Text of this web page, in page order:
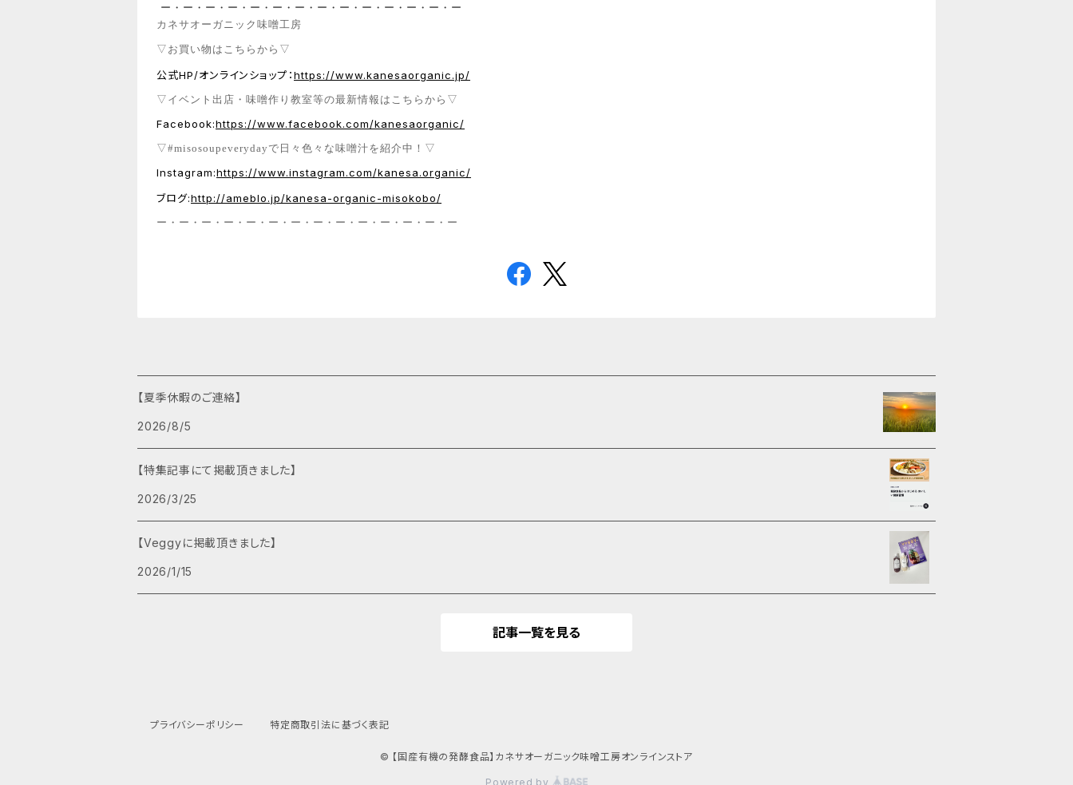
ー・ー・ー・ー・ー・ー・ー・ー・ー・ー・ー・ー・ー・ー
カネサオーガニック味噌工房
▽お買い物はこちらから▽
公式HP/オンラインショップ：https://www.kanesaorganic.jp/
▽イベント出店・味噌作り教室等の最新情報はこちらから▽
Facebook:https://www.facebook.com/kanesaorganic/
▽#misosoupeverydayで日々色々な味噌汁を紹介中！▽
Instagram:https://www.instagram.com/kanesa.organic/
ブログ:http://ameblo.jp/kanesa-organic-misokobo/
ー・ー・ー・ー・ー・ー・ー・ー・ー・ー・ー・ー・ー・ー
【夏季休暇のご連絡】
2026/8/5
【特集記事にて掲載頂きました】
2026/3/25
【Veggyに掲載頂きました】
2026/1/15
記事一覧を見る
プライバシーポリシー 特定商取引法に基づく表記
© 【国産有機の発酵食品】カネサオーガニック味噌工房オンラインストア
Powered by